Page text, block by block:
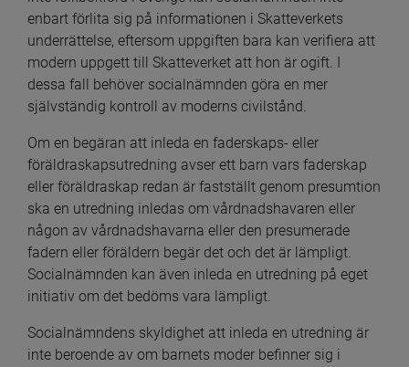
enbart förlita sig på informationen i Skatteverkets
underrättelse, eftersom uppgiften bara kan verifiera att
modern uppgett till Skatteverket att hon är ogift. I
dessa fall behöver socialnämnden göra en mer
självständig kontroll av moderns civilstånd.
Om en begäran att inleda en faderskaps- eller
föräldraskapsutredning avser ett barn vars faderskap
eller föräldraskap redan är fastställt genom presumtion
ska en utredning inledas om vårdnadshavaren eller
någon av vårdnadshavarna eller den presumerade
fadern eller föräldern begär det och det är lämpligt.
Socialnämnden kan även inleda en utredning på eget
initiativ om det bedöms vara lämpligt.
Socialnämndens skyldighet att inleda en utredning är
inte beroende av om barnets moder befinner sig i